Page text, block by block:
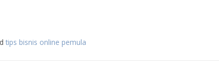
tips bisnis online pemula